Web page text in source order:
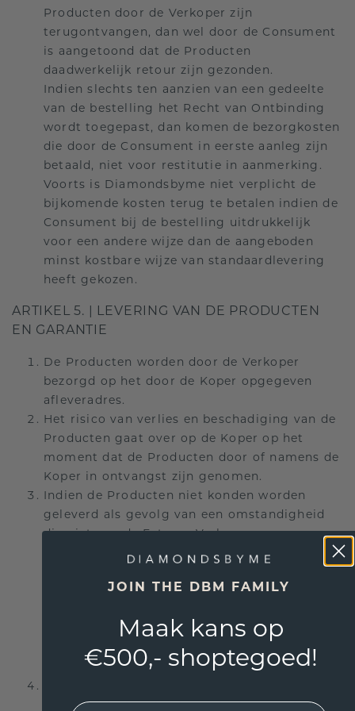
Producten door de Verkoper zijn
terugontvangen, dan wel door de Consument
is aangetoond dat de Producten
daadwerkelijk retour zijn gezonden.
Indien slechts ten aanzien van een gedeelte
van de bestelling het Recht van Ontbinding
wordt toegepast, dan komen de bezorgkosten
die door de Consument in eerste aanleg zijn
betaald, niet voor restitutie in aanmerking.
Voorts is Diamondsbyme niet verplicht de
bijkomende kosten terug te betalen indien de
Consument bij de bestelling uitdrukkelijk
voor een andere wijze dan de aangeboden
minst kostbare wijze van standaardlevering
heeft gekozen.
ARTIKEL 5. | LEVERING VAN DE PRODUCTEN
EN GARANTIE
De Producten worden door de Verkoper
bezorgd op het door de Koper opgegeven
afleveradres.
Het risico van verlies en beschadiging van de
Producten gaat over op de Koper op het
moment dat de Producten door of namens de
Koper in ontvangst zijn genomen.
Indien de Producten niet konden worden
geleverd als gevolg van een omstandigheid
die niet aan de Externe Verkoper,
Diamondsbyme of de transporteur is toe te
Producten voor rekening van de Koper op te
inontvangstname zoals hier bedoeld, te
maken extra kosten, zoals extra bezorgkosten,
komen eveneens voor rekening van de Koper.
garantie doet niets af aan de dwingende
JOIN THE DBM FAMILY
Maak kans op
€500,- shoptegoed!